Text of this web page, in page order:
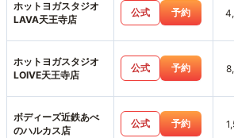
ホットヨガスタジオ
LAVA天王寺店
公式 予約
ホットヨガスタジオ
LOIVE天王寺店
公式 予約
ボディーズ近鉄あべ
のハルカス店
公式 予約